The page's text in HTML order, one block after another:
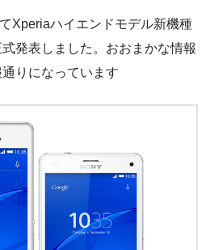
Xperiaハイエンドモデル新機種
発表しました。おおまかな情報
りになっています